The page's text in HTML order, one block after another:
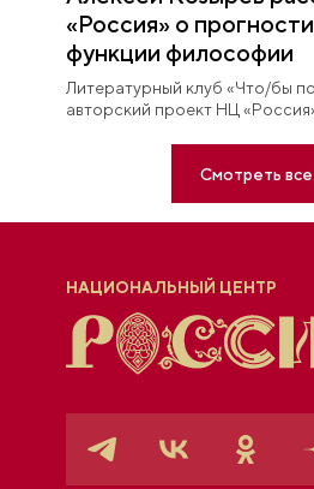
«Россия» о
функции философии
Литературный клуб «Что/бы
авторский проект НЦ
Смотреть все
НАЦИОНАЛЬНЫЙ ЦЕНТР